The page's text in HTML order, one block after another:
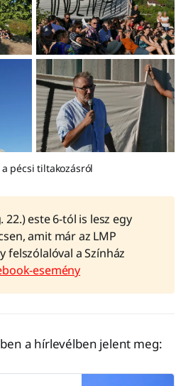
a pécsi tiltakozásról
22.) este 6-tól is lesz egy
amit már az LMP
felszólalóval a Színház
esemény
a hírlevélben jelent meg: